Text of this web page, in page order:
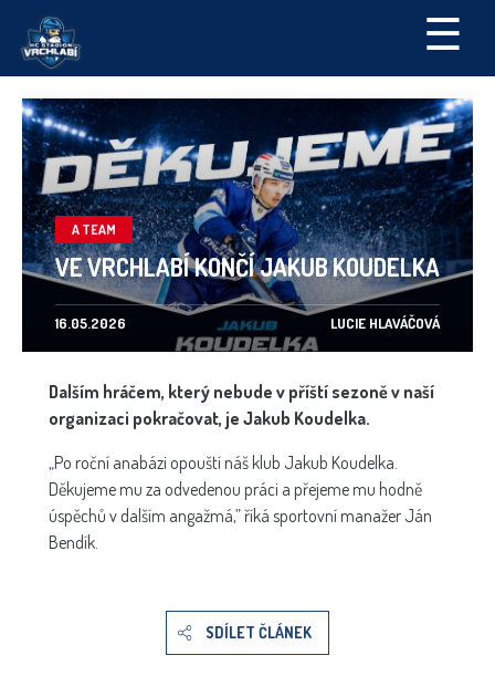
☰
A TEAM
VE VRCHLABÍ KONČÍ JAKUB KOUDELKA
16.05.2026 LUCIE HLAVÁČOVÁ
Dalším hráčem, který nebude v příští sezoně v naší
organizaci pokračovat, je Jakub Koudelka.
„Po roční anabázi opouští náš klub Jakub Koudelka.
Děkujeme mu za odvedenou práci a přejeme mu hodně
úspěchů v dalším angažmá,” říká sportovní manažer Ján
Bendík.
SDÍLET ČLÁNEK